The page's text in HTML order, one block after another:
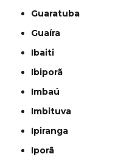
Guaratuba
Guaíra
Ibaiti
Ibiporã
Imbaú
Imbituva
Ipiranga
Iporã